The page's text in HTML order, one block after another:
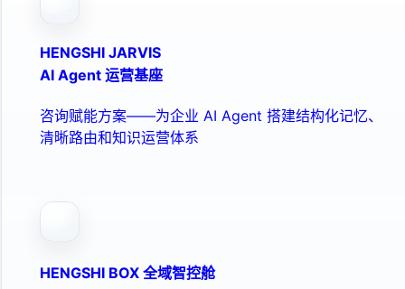
HENGSHI JARVIS
AI Agent 运营基座
咨询赋能方案——为企业 AI Agent 搭建结构化记忆、
清晰路由和知识运营体系
HENGSHI BOX 全域智控舱